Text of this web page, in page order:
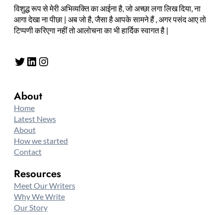
विशुद्ध रूप से मेरी अभिव्यक्ति का आईना है, जो अच्छा लगा लिख दिया, ना
आगा देखा ना पीछा | अब जो है, जैसा है आपके सामने हैं , अगर पसंद आए तो
टिप्पणी करिएगा नहीं तो आलोचना का भी हार्दिक स्वागत है |
Twitter LinkedIn Instagram
About
Home
Latest News
About
How we started
Contact
Resources
Meet Our Writers
Why We Write
Our Story